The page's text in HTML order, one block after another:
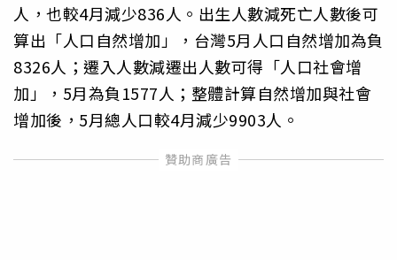
人，也較4月減少836人。出生人數減死亡人數後可
算出「人口自然增加」，台灣5月人口自然增加為負
8326人；遷入人數減遷出人數可得「人口社會增
加」，5月為負1577人；整體計算自然增加與社會
增加後，5月總人口較4月減少9903人。